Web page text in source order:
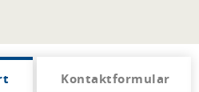
Kontaktformular